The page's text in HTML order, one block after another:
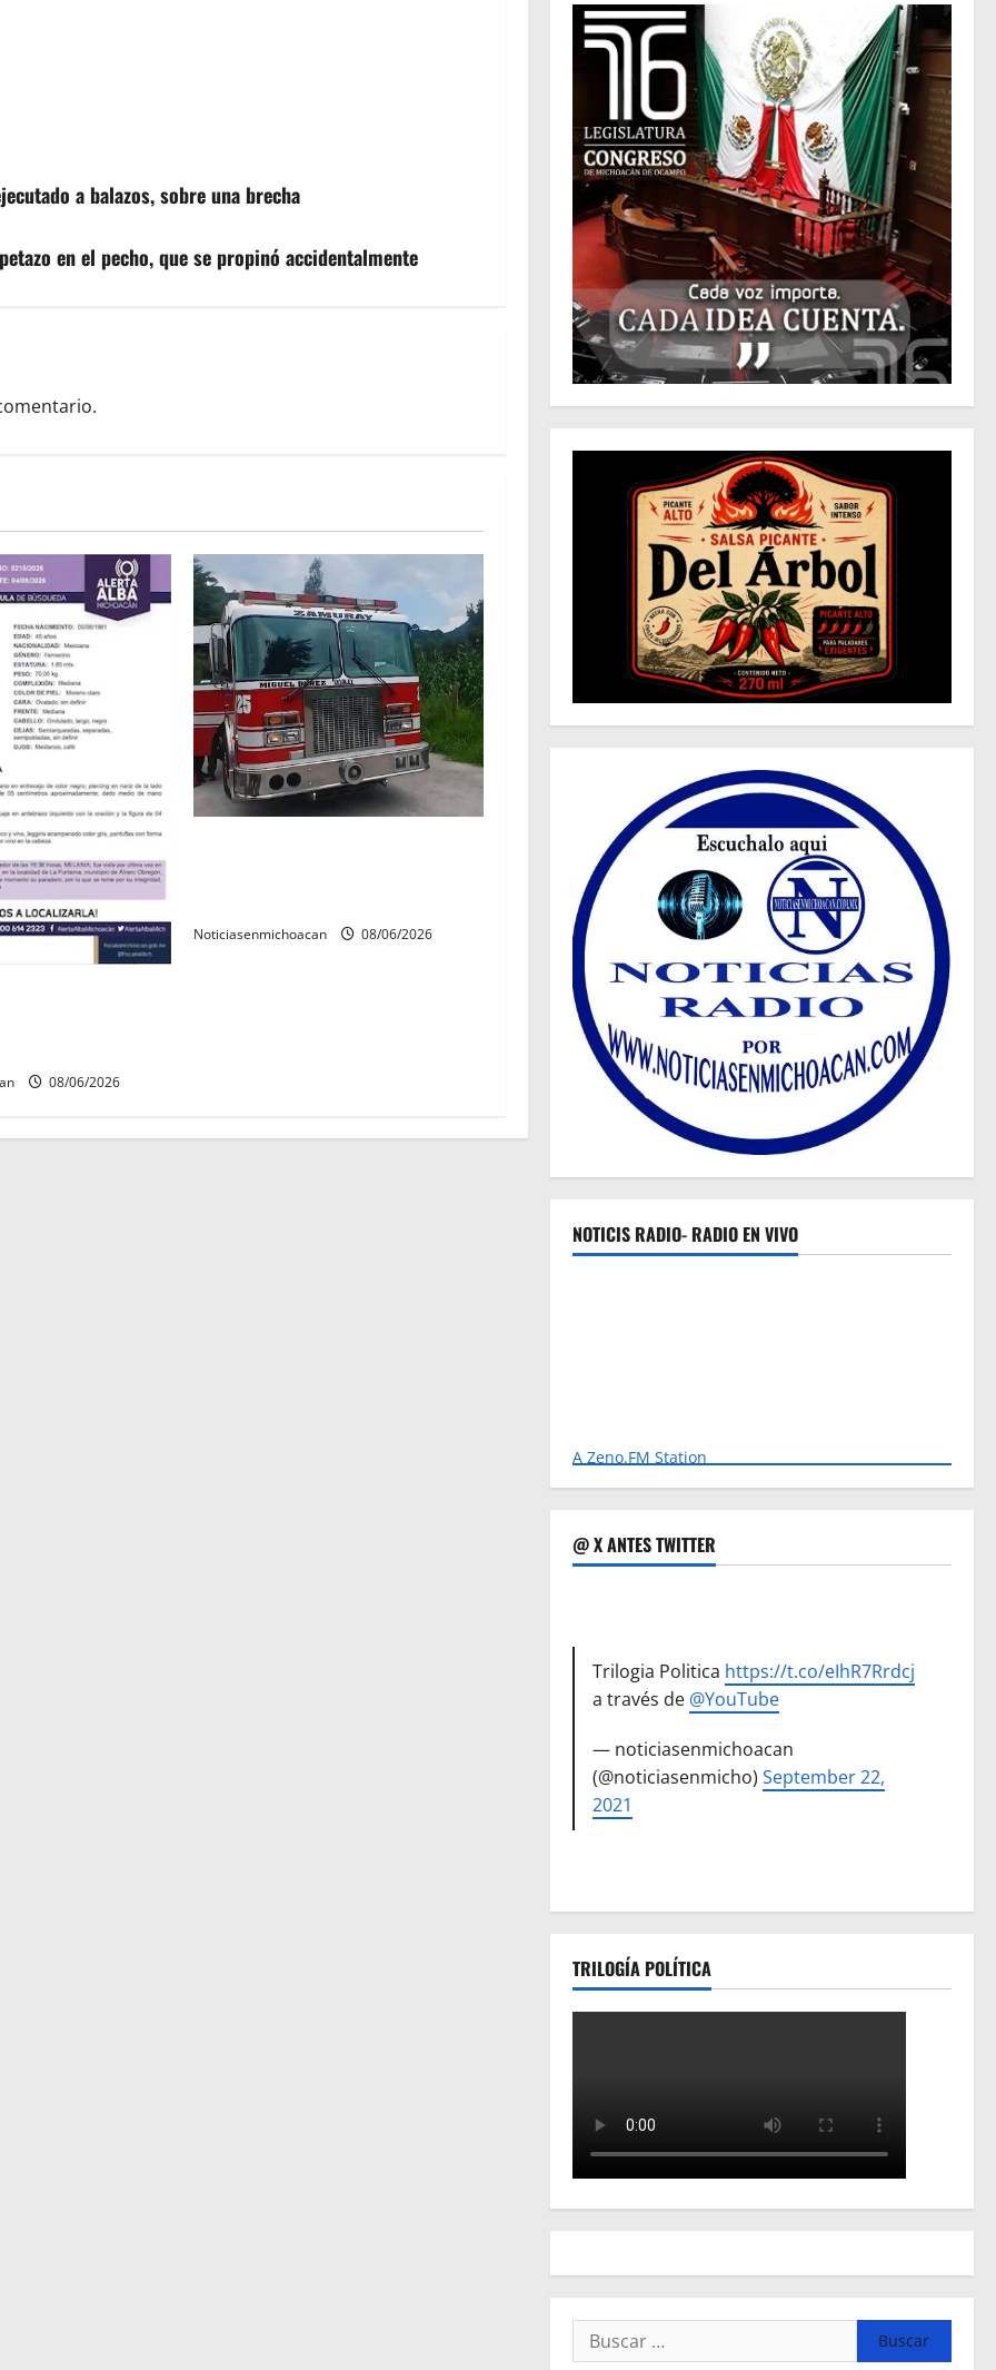
a balazos, sobre una brecha
en el pecho, que se propinó accidentalmente
08/06/2026
Noticiasenmichoacan 08/06/2026
NOTICIS RADIO- RADIO EN VIVO
A Zeno.FM Station
@ X ANTES TWITTER
Trilogia Politica https://t.co/eIhR7Rrdcj
a través de @YouTube
— noticiasenmichoacan
(@noticiasenmicho)September 22,
2021
TRILOGÍA POLÍTICA
Buscar: